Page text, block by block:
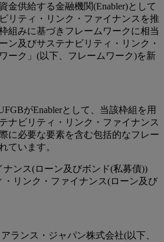
金供給する金融機関(Enabler)として
リティ・リンク・ファイナンスを推
組みに基づきフレームワークに相当
ン及びサステナビリティ・リンク・
ーク」(以下、フレームワーク)を新
がEnablerとして、当該枠組を用
ナビリティ・リンク・ファイナンス
に必要な要素を含む包括的なフレー
ています。
ナンス(ローン及びボンド(私募債))
・リンク・ファイナンス(ローン及び
ランス・ジャパン株式会社(以下、